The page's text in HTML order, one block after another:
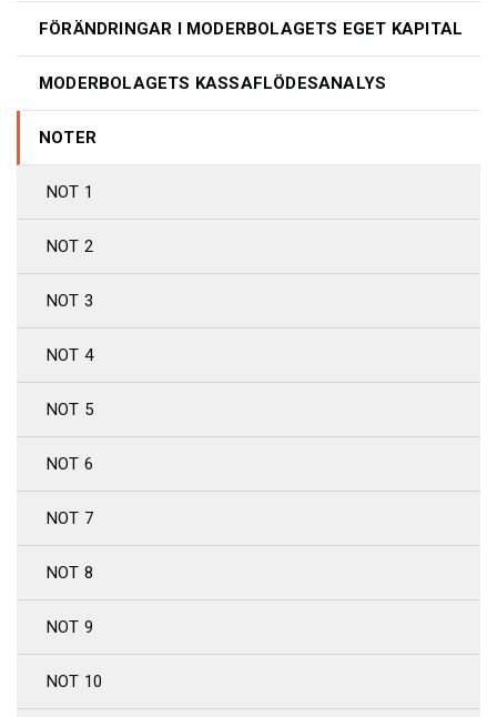
FÖRÄNDRINGAR I MODERBOLAGETS EGET KAPITAL
MODERBOLAGETS KASSAFLÖDESANALYS
NOTER
NOT 1
NOT 2
NOT 3
NOT 4
NOT 5
NOT 6
NOT 7
NOT 8
NOT 9
NOT 10